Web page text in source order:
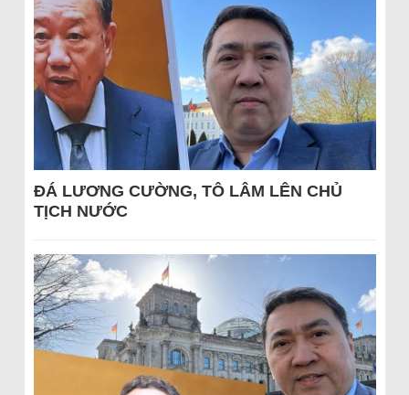
ĐÁ LƯƠNG CƯỜNG, TÔ LÂM LÊN CHỦ
TỊCH NƯỚC